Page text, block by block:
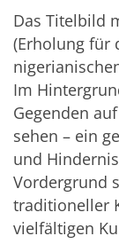
Das Titelbild
(Erholung für
Im
Gegenden
sehen – ein
und
Vordergrund
traditioneller
vielfältigen